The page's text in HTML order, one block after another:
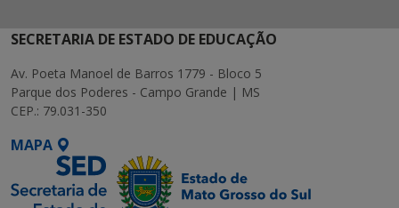
SECRETARIA DE ESTADO DE EDUCAÇÃO
Av. Poeta Manoel de Barros 1779 - Bloco 5
Parque dos Poderes - Campo Grande | MS
CEP.: 79.031-350
MAPA